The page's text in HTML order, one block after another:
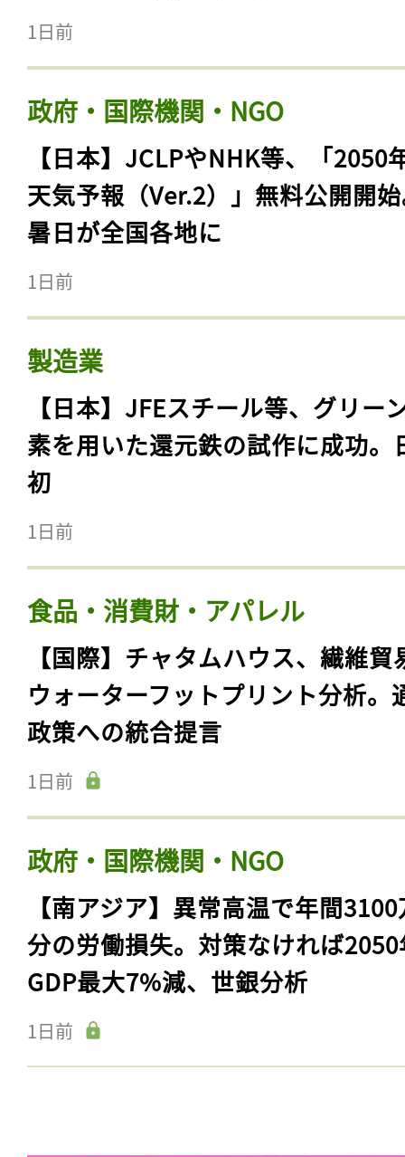
1日前
政府・国際機関・NGO
【日本】JCLPやNHK等、「2050
天気予報（Ver.2）」無料公開開
暑日が全国各地に
1日前
製造業
【日本】JFEスチール等、グリー
素を用いた還元鉄の試作に成功。
初
1日前
食品・消費財・アパレル
【国際】チャタムハウス、繊維貿
ウォーターフットプリント分析。
政策への統合提言
1日前
政府・国際機関・NGO
【南アジア】異常高温で年間
分の労働損失。対策なければ
GDP最大7%減、世銀分析
1日前